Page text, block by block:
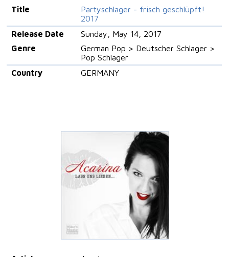
Title
Partyschlager - frisch geschlüpft!
2017
Release Date
Sunday, May 14, 2017
Genre
German Pop > Deutscher Schlager >
Pop Schlager
Country
GERMANY